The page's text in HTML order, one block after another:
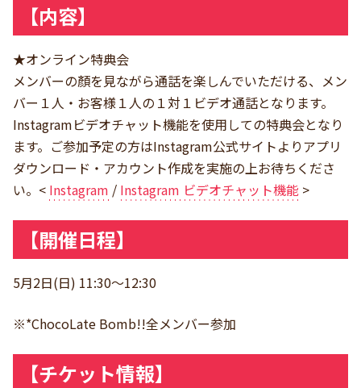
【内容】
★オンライン特典会
メンバーの顏を見ながら通話を楽しんでいただける、メン
バー１人・お客様１人の１対１ビデオ通話となります。
Instagramビデオチャット機能を使用しての特典会となり
ます。ご参加予定の方はInstagram公式サイトよりアプリ
ダウンロード・アカウント作成を実施の上お待ちくださ
い。< Instagram / Instagram ビデオチャット機能 >
【開催日程】
5月2日(日) 11:30〜12:30
※*ChocoLate Bomb!!全メンバー参加
【チケット情報】